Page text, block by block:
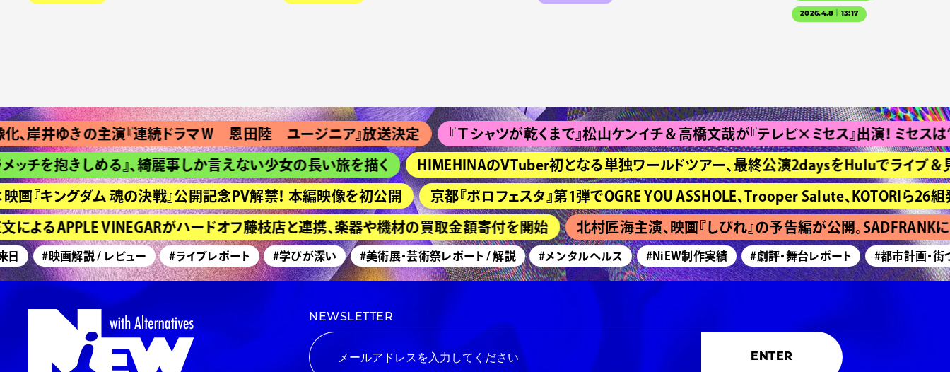
2026.4.8｜13:17
岸井ゆきの主演『連続ドラマＷ 恩田陸 ユージニア』放送決定 『Ｔシャツが乾くまで』松山ケンイチ＆高橋文哉が『テレビ×ミセス』出演！ ミセスは
チを抱きしめる』、綺麗事しか言えない少女の長い旅を描く HIMEHINAのVTuber初となる単独ワールドツアー、最終公演2daysをHuluでライブ＆見
キングダム 魂の決戦』公開記念PV解禁！ 本編映像を初公開 京都『ボロフェスタ』第1弾でOGRE YOU ASSHOLE、Trooper Salute、KOTORIら26組発
よるAPPLE VINEGARがハードオフ藤枝店と連携、楽器や機材の買取金額寄付を開始 北村匠海主演、映画『しびれ』の予告編が公開。SADFRANKに
#映画解説 / レビュー #ライブレポート #学びが深い #美術展・芸術祭レポート / 解説 #メンタルヘルス #NiEW制作実績 #劇評・舞台レポート #都市計画・街づく
NEWSLETTER
ENTER